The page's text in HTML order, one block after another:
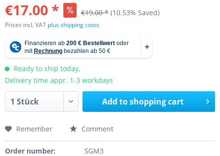
€17.00 * €19.00 * (10.53% Saved)
Prices incl. VAT plus shipping costs
Ready to ship today,
Delivery time appr. 1-3 workdays
Add toshopping cart
Remember Comment
Order number:
SGM3